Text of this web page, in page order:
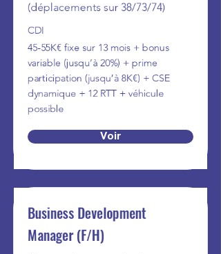
(déplacements sur 38/73/74)
CDI
45-55K€ fixe sur 13 mois + bonus
variable (jusqu’à 20%) + prime
participation (jusqu’à 8K€) + CSE
dynamique + 12 RTT + véhicule
possible
Voir
Business Development
Manager (F/H)